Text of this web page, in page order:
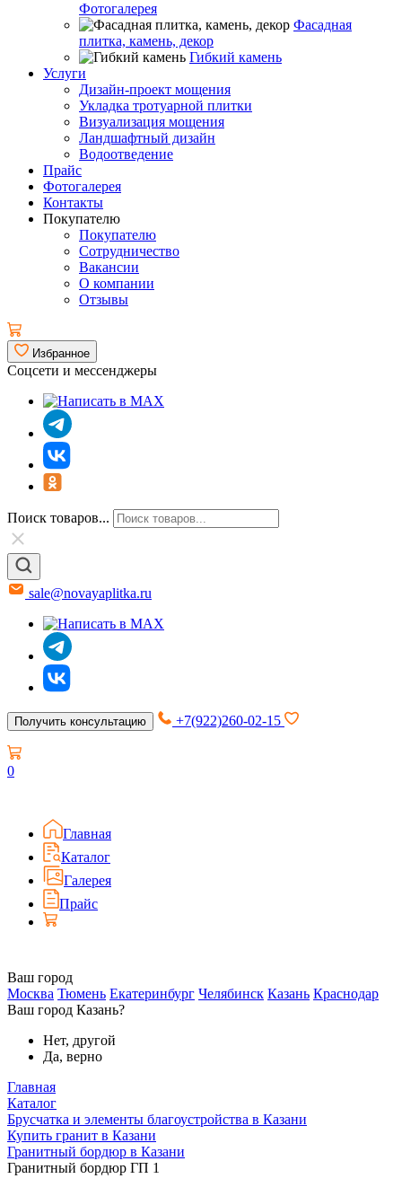
Фотогалерея
Фасадная
плитка, камень, декор
Гибкий камень
Услуги
Дизайн-проект мощения
Укладка тротуарной плитки
Визуализация мощения
Ландшафтный дизайн
Водоотведение
Прайс
Фотогалерея
Контакты
Покупателю
Покупателю
Сотрудничество
Вакансии
О компании
Отзывы
Избранное
Соцсети и мессенджеры
Поиск товаров...
sale@novayaplitka.ru
Получить консультацию +7(922)260-02-15
0
Главная
Каталог
Галерея
Прайс
Ваш город
Москва Тюмень Екатеринбург Челябинск Казань Краснодар
Ваш город Казань?
Нет, другой
Да, верно
Главная
Каталог
Брусчатка и элементы благоустройства в Казани
Купить гранит в Казани
Гранитный бордюр в Казани
Гранитный бордюр ГП 1